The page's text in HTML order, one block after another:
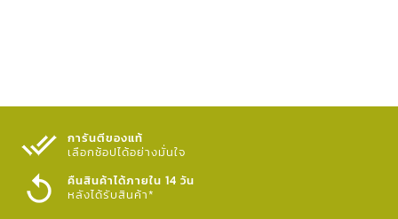
การันตีของแท้
เลือกช้อปได้อย่างมั่นใจ​
คืนสินค้าได้ภายใน 14 วัน
หลังได้รับสินค้า*